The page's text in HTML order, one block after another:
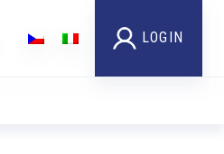
LOGIN